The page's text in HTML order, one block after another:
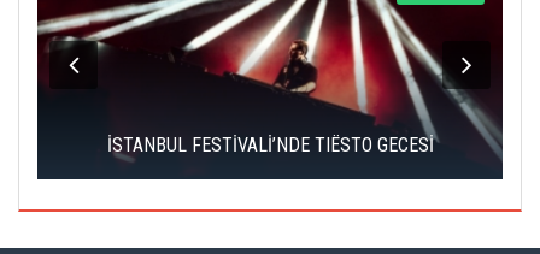
İSTANBUL FESTİVALİ’NDE TIËSTO GECESİ